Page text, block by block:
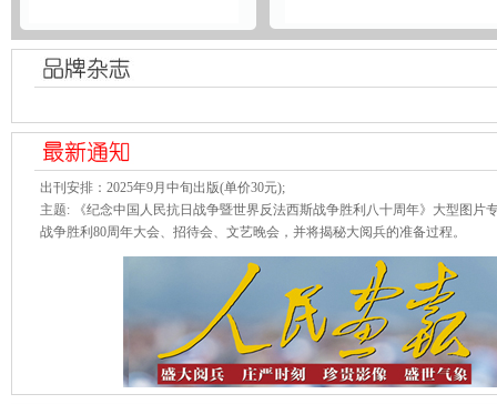
出刊安排：2025年9月中旬出版(单价30元);
主题: 《纪念中国人民抗日战争暨世界反法西斯战争胜利八十周年》大型图片
战争胜利80周年大会、招待会、文艺晚会，并将揭秘大阅兵的准备过程。